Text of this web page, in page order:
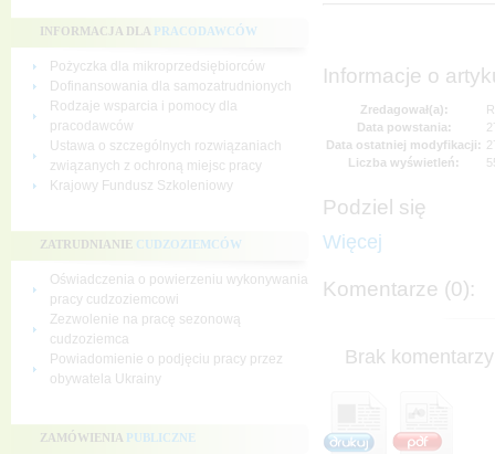
INFORMACJA DLA PRACODAWCÓW
Pożyczka dla mikroprzedsiębiorców
Dofinansowania dla samozatrudnionych
Rodzaje wsparcia i pomocy dla
pracodawców
Ustawa o szczególnych rozwiązaniach
związanych z ochroną miejsc pracy
Krajowy Fundusz Szkoleniowy
ZATRUDNIANIE CUDZOZIEMCÓW
Oświadczenia o powierzeniu wykonywania
pracy cudzoziemcowi
Zezwolenie na pracę sezonową
cudzoziemca
Powiadomienie o podjęciu pracy przez
obywatela Ukrainy
ZAMÓWIENIA PUBLICZNE
Informacje o
Zredagował(a):
Data powstania:
Data ostatniej modyfikacji:
Liczba wyświetleń:
Podziel się
Więcej
Komentarze (0):
Brak